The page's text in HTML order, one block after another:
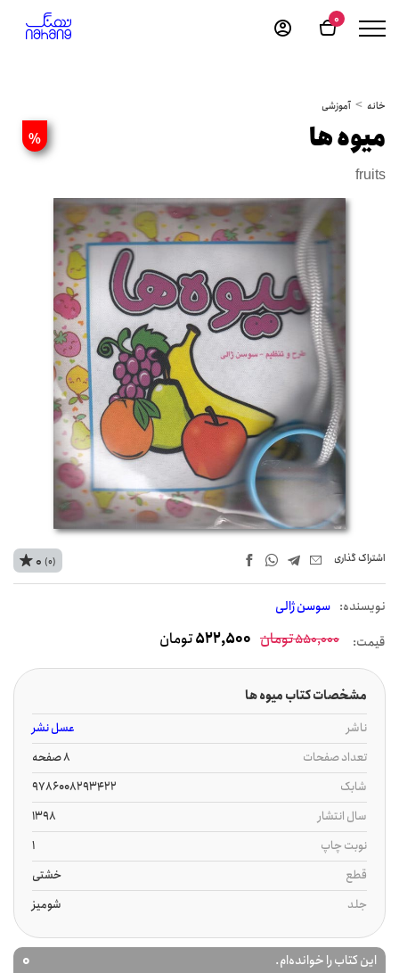
0
خانه آموزشی
% میوه ها
fruits
اشتراک‌ گذاری
نويسنده: سوسن ژالی
0 (0)
قیمت: 550,000تومان 522,500تومان
مشخصات کتاب میوه ها
ناشر
عسل نشر
تعداد صفحات
8 صفحه
شابک
9786008293422
سال انتشار
1398
نوبت چاپ
1
قطع
خشتی
جلد
شومیز
این کتاب را خوانده‌ام. 0